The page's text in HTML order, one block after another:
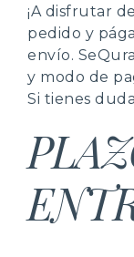
¡A disfrutar
pedido y
envío.
y modo de
Si tienes